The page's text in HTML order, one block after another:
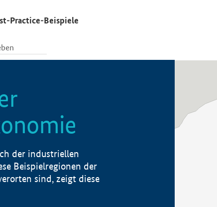
Practice-Beispiele
der industriellen
Beispielregionen der
sind, zeigt diese